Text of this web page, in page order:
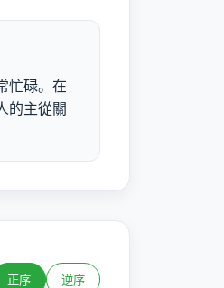
忙碌。在
的主從關
正序 逆序